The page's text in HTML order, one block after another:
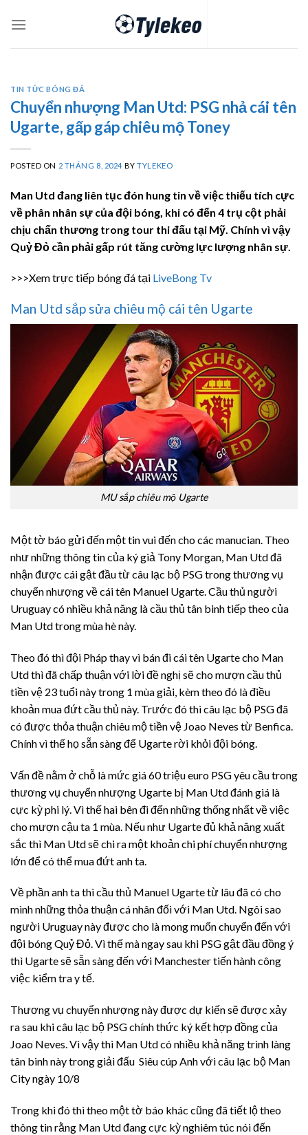
TIN TỨC BÓNG ĐÁ
Chuyển nhượng Man Utd: PSG nhả cái tên
Ugarte, gấp gáp chiêu mộ Toney
POSTED ON 2 THÁNG 8, 2024 BYTYLEKEO
Man Utd đang liên tục đón hung tin về việc thiếu tích cực
về phân nhân sự của đội bóng, khi có đến 4 trụ cột phải
chịu chấn thương trong tour thi đấu tại Mỹ. Chính vì vậy
Quỷ Đỏ cần phải gấp rút tăng cường lực lượng nhân sự.
>>>Xem trực tiếp bóng đá tại LiveBong Tv
Man Utd sắp sửa chiêu mộ cái tên Ugarte
MU sắp chiêu mộ Ugarte
Một tờ báo gửi đến một tin vui đến cho các manucian. Theo
như những thông tin của ký giả Tony Morgan, Man Utd đã
nhận được cái gật đầu từ câu lạc bộ PSG trong thương vụ
chuyển nhượng về cái tên Manuel Ugarte. Cầu thủ người
Uruguay có nhiều khả năng là cầu thủ tân binh tiếp theo của
Man Utd trong mùa hè này.
Theo đó thì đội Pháp thay vì bán đi cái tên Ugarte cho Man
Utd thì đã chấp thuận với lời đề nghị sẽ cho mượn cầu thủ
tiền vệ 23 tuổi này trong 1 mùa giải, kèm theo đó là điều
khoản mua đứt cầu thủ này. Trước đó thì câu lạc bộ PSG đã
có được thỏa thuận chiêu mộ tiền vệ Joao Neves từ Benfica.
Chính vì thế họ sẵn sàng để Ugarte rời khỏi đội bóng.
Vấn đề nằm ở chỗ là mức giá 60 triệu euro PSG yêu cầu trong
thương vụ chuyển nhượng Ugarte bị Man Utd đánh giá là
cực kỳ phi lý. Vì thế hai bên đi đến những thống nhất về việc
cho mượn cậu ta 1 mùa. Nếu như Ugarte đủ khả năng xuất
sắc thì Man Utd sẽ chi ra một khoản chi phí chuyển nhượng
lớn để có thể mua đứt anh ta.
Về phần anh ta thì cầu thủ Manuel Ugarte từ lâu đã có cho
mình những thỏa thuận cá nhân đối với Man Utd. Ngôi sao
người Uruguay này được cho là mong muốn chuyển đến với
đội bóng Quỷ Đỏ. Vì thế mà ngay sau khi PSG gật đầu đồng ý
thì Ugarte sẽ sẵn sàng đến với Manchester tiến hành công
việc kiểm tra y tế.
Thương vụ chuyển nhượng này được dự kiến sẽ được xảy
ra sau khi câu lạc bộ PSG chính thức ký kết hợp đồng của
Joao Neves. Vì vậy thì Man Utd có nhiều khả năng trình làng
tân binh này trong giải đấu Siêu cúp Anh với câu lạc bộ Man
City ngày 10/8
Trong khi đó thì theo một tờ báo khác cũng đã tiết lộ theo
thông tin rằng Man Utd đang cực kỳ nghiêm túc nói đến